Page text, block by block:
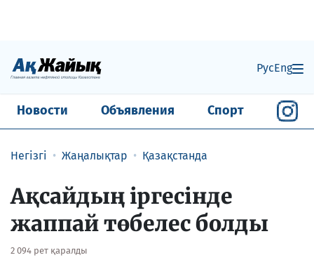
РусEng
Новости Объявления Спорт
Негізгі Жаңалықтар Қазақстанда
Ақсайдың іргесінде
жаппай төбелес болды
2 094 рет қаралды